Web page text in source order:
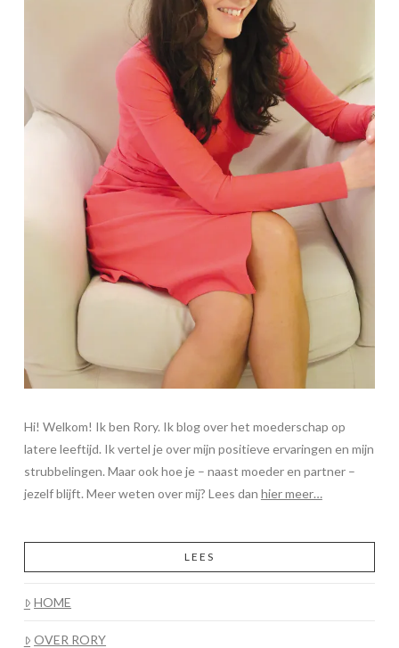
Hi! Welkom! Ik ben Rory. Ik blog over het moederschap op
latere leeftijd. Ik vertel je over mijn positieve ervaringen en mijn
strubbelingen. Maar ook hoe je – naast moeder en partner –
jezelf blijft. Meer weten over mij? Lees dan hier meer…
LEES
HOME
OVER RORY